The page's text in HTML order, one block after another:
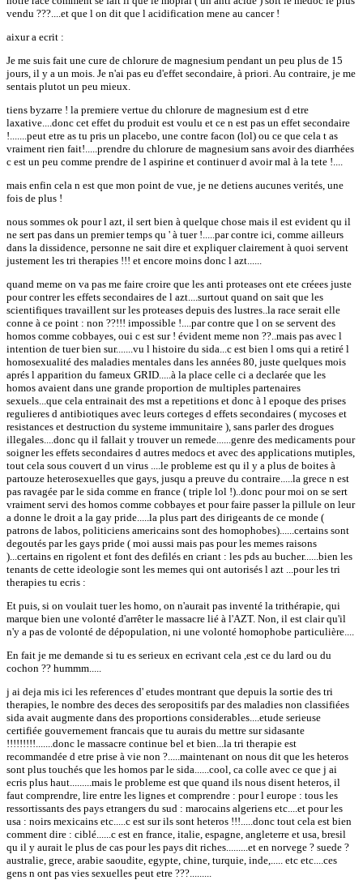
vendu ???....et que l on dit que l acidification mene au cancer !
aixur a ecrit :
Je me suis fait une cure de chlorure de magnesium pendant un peu plus de 15
jours, il y a un mois. Je n'ai pas eu d'effet secondaire, à priori. Au contraire, je me
sentais plutot un peu mieux.
tiens byzarre ! la premiere vertue du chlorure de magnesium est d etre
laxative....donc cet effet du produit est voulu et ce n est pas un effet secondaire
!.......peut etre as tu pris un placebo, une contre facon (lol) ou ce que cela t as
vraiment rien fait!.....prendre du chlorure de magnesium sans avoir des diarrhées
c est un peu comme prendre de l aspirine et continuer d avoir mal à la tete !....
mais enfin cela n est que mon point de vue, je ne detiens aucunes verités, une
fois de plus !
nous sommes ok pour l azt, il sert bien à quelque chose mais il est evident qu il
ne sert pas dans un premier temps qu ' à tuer !.....par contre ici, comme ailleurs
dans la dissidence, personne ne sait dire et expliquer clairement à quoi servent
justement les tri therapies !!! et encore moins donc l azt......
quand meme on va pas me faire croire que les anti proteases ont ete créees juste
pour contrer les effets secondaires de l azt....surtout quand on sait que les
scientifiques travaillent sur les proteases depuis des lustres..la race serait elle
conne à ce point : non ??!!! impossible !....par contre que l on se servent des
homos comme cobbayes, oui c est sur ! évident meme non ??..mais pas avec l
intention de tuer bien sur.......vu l histoire du sida...c est bien l oms qui a retiré l
homosexualité des maladies mentales dans les années 80, juste quelques mois
aprés l apparition du fameux GRID.....à la place celle ci a declarée que les
homos avaient dans une grande proportion de multiples partenaires
sexuels...que cela entrainait des mst a repetitions et donc à l epoque des prises
regulieres d antibiotiques avec leurs corteges d effets secondaires ( mycoses et
resistances et destruction du systeme immunitaire ), sans parler des drogues
illegales....donc qu il fallait y trouver un remede......genre des medicaments pour
soigner les effets secondaires d autres medocs et avec des applications mutiples,
tout cela sous couvert d un virus ....le probleme est qu il y a plus de boites à
partouze heterosexuelles que gays, jusqu a preuve du contraire.....la grece n est
pas ravagée par le sida comme en france ( triple lol !)..donc pour moi on se sert
vraiment servi des homos comme cobbayes et pour faire passer la pillule on leur
a donne le droit a la gay pride.....la plus part des dirigeants de ce monde (
patrons de labos, politiciens americains sont des homophobes)......certains sont
degoutés par les gays pride ( moi aussi mais pas pour les memes raisons
)...certains en rigolent et font des defilés en criant : les pds au bucher......bien les
tenants de cette ideologie sont les memes qui ont autorisés l azt ...pour les tri
therapies tu ecris :
Et puis, si on voulait tuer les homo, on n'aurait pas inventé la trithérapie, qui
marque bien une volonté d'arrêter le massacre lié à l'AZT. Non, il est clair qu'il
n'y a pas de volonté de dépopulation, ni une volonté homophobe particulière....
En fait je me demande si tu es serieux en ecrivant cela ,est ce du lard ou du
cochon ?? hummm.....
j ai deja mis ici les references d' etudes montrant que depuis la sortie des tri
therapies, le nombre des deces des seropositifs par des maladies non classifiées
sida avait augmente dans des proportions considerables....etude serieuse
certifiée gouvernement francais que tu aurais du mettre sur sidasante
!!!!!!!!!.......donc le massacre continue bel et bien...la tri therapie est
recommandée d etre prise à vie non ?.....maintenant on nous dit que les heteros
sont plus touchés que les homos par le sida......cool, ca colle avec ce que j ai
ecris plus haut.........mais le probleme est que quand ils nous disent heteros, il
faut comprendre, lire entre les lignes et comprendre : pour l europe : tous les
ressortissants des pays etrangers du sud : marocains algeriens etc....et pour les
usa : noirs mexicains etc.....c est sur ils sont heteros !!!.....donc tout cela est bien
comment dire : ciblé......c est en france, italie, espagne, angleterre et usa, bresil
qu il y aurait le plus de cas pour les pays dit riches.........et en norvege ? suede ?
australie, grece, arabie saoudite, egypte, chine, turquie, inde,..... etc etc....ces
gens n ont pas vies sexuelles peut etre ???.........